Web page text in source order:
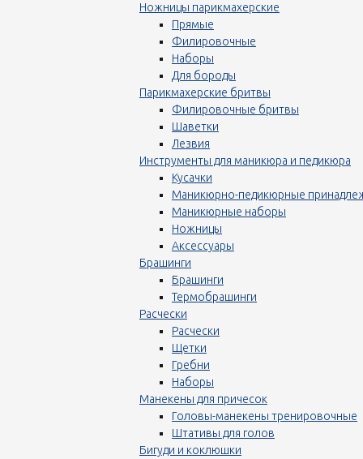
Ножницы парикмахерские
Прямые
Филировочные
Наборы
Для бороды
Парикмахерские бритвы
Филировочные бритвы
Шаветки
Лезвия
Инструменты для маникюра и педикюра
Кусачки
Маникюрно-педикюрные
Маникюрные наборы
Ножницы
Аксессуары
Брашинги
Брашинги
Термобрашинги
Расчески
Расчески
Щетки
Гребни
Наборы
Манекены для причесок
Головы-манекены тренировочные
Штативы для голов
Бигуди и коклюшки